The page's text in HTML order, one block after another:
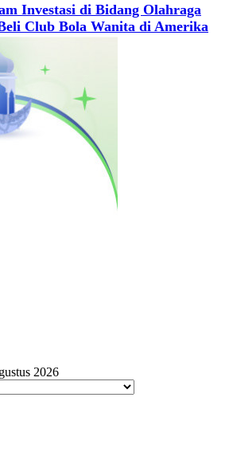
Investasi di Bidang Olahraga
Club Bola Wanita di Amerika
2026